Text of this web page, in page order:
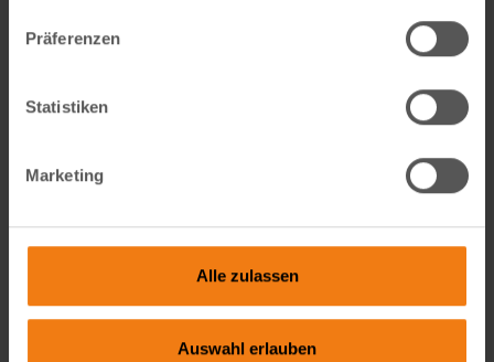
Präferenzen
Statistiken
Marketing
Alle zulassen
Auswahl erlauben
„Schöner Leben in Haus &
zusammenstellen)
Artikel für den Versand